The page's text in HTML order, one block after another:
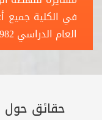
في الكلية جميع
العام الدراسي 1983/1982م.
حقائق حول